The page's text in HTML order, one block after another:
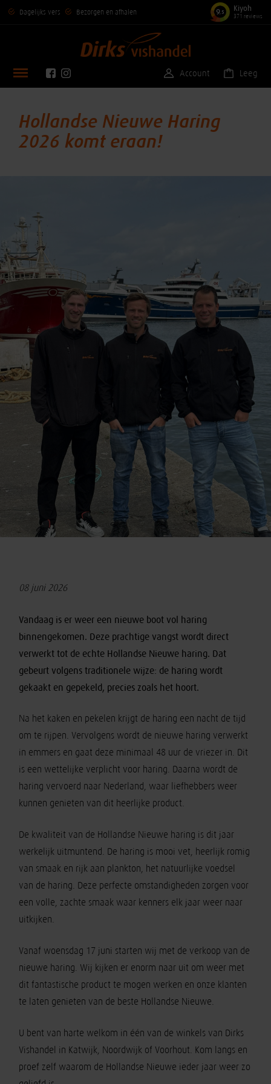
9,5 Kiyoh
371 reviews
Dagelijks vers Bezorgen en afhalen
Account Leeg
Hollandse Nieuwe Haring
2026 komt eraan!
08 juni 2026
Vandaag is er weer een nieuwe boot vol haring
binnengekomen. Deze prachtige vangst wordt direct
verwerkt tot de echte Hollandse Nieuwe haring. Dat
gebeurt volgens traditionele wijze: de haring wordt
gekaakt en gepekeld, precies zoals het hoort.
Na het kaken en pekelen krijgt de haring een nacht de tijd
om te rijpen. Vervolgens wordt de nieuwe haring verwerkt
in emmers en gaat deze minimaal 48 uur de vriezer in. Dit
is een wettelijke verplicht voor haring. Daarna wordt de
haring vervoerd naar Nederland, waar liefhebbers weer
kunnen genieten van dit heerlijke product.
De kwaliteit van de Hollandse Nieuwe haring is dit jaar
werkelijk uitmuntend. De haring is mooi vet, heerlijk romig
van smaak en rijk aan plankton, het natuurlijke voedsel
van de haring. Deze perfecte omstandigheden zorgen voor
een volle, zachte smaak waar kenners elk jaar weer naar
uitkijken.
Vanaf woensdag 17 juni starten wij met de verkoop van de
nieuwe haring. Wij kijken er enorm naar uit om weer met
dit fantastische product te mogen werken en onze klanten
te laten genieten van de beste Hollandse Nieuwe.
U bent van harte welkom in één van de winkels van Dirks
Vishandel in Katwijk, Noordwijk of Voorhout. Kom langs en
proef zelf waarom de Hollandse Nieuwe ieder jaar weer zo